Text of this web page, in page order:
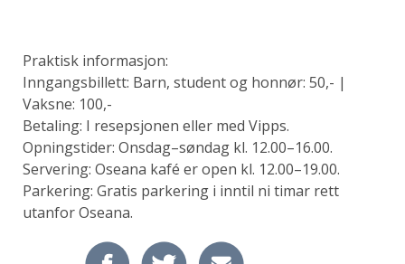
Praktisk informasjon:
Inngangsbillett: Barn, student og honnør: 50,- |
Vaksne: 100,-
Betaling: I resepsjonen eller med Vipps.
Opningstider: Onsdag–søndag kl. 12.00–16.00.
Servering: Oseana kafé er open kl. 12.00–19.00.
Parkering: Gratis parkering i inntil ni timar rett
utanfor Oseana.